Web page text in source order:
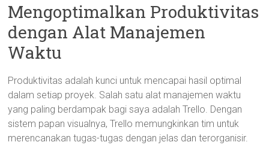
Mengoptimalkan Produktivitas
dengan Alat Manajemen
Waktu
Produktivitas adalah kunci untuk mencapai hasil optimal
dalam setiap proyek. Salah satu alat manajemen waktu
yang paling berdampak bagi saya adalah Trello. Dengan
sistem papan visualnya, Trello memungkinkan tim untuk
merencanakan tugas-tugas dengan jelas dan terorganisir.